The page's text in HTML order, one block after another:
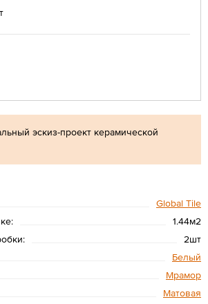
эскиз-проект керамической
Global Tile
1.44м2
2шт
Белый
Мрамор
Матовая